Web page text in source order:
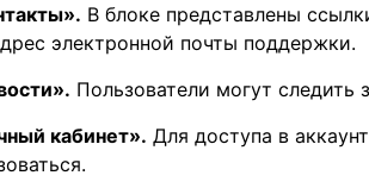
В блоке представлены
электронной почты поддержки.
Пользователи могут
кабинет». Для доступа в